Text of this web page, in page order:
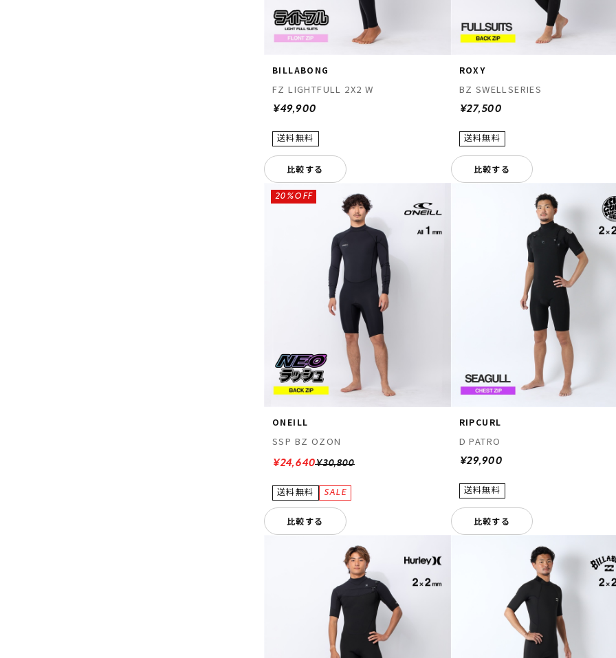
BILLABONG
FZ LIGHTFULL 2X2 W
¥49,900
比較する
ROXY
BZ SWELLSERIES
¥27,500
比較する
ONEILL
SSP BZ OZON
¥30,800
20%OFF
¥24,640
比較する
RIPCURL
D PATRO
¥29,900
比較する